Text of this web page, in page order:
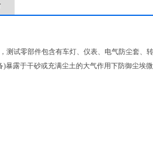
测试零部件包含有车灯、仪表、电气防尘套、
暴露于干砂或充满尘土的大气作用下防御尘埃